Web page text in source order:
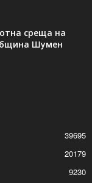
среща на
Шумен
39695
20179
9230